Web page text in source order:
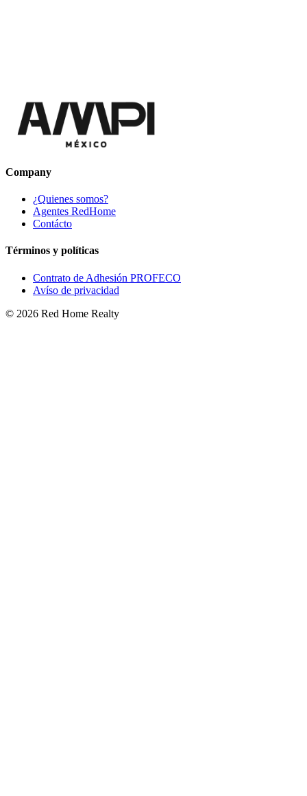
Company
¿Quienes somos?
Agentes RedHome
Contácto
Términos y políticas
Contrato de Adhesión PROFECO
Avíso de privacidad
© 2026 Red Home Realty